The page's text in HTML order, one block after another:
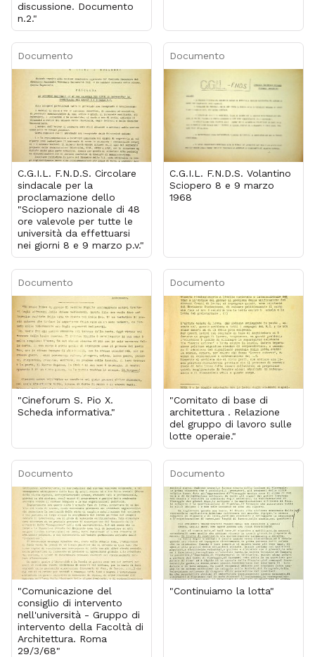
discussione. Documento
n.2."
Documento
C.G.I.L. F.N.D.S. Circolare
sindacale per la
proclamazione dello
"Sciopero nazionale di 48
ore valevole per tutte le
università da effettuarsi
nei giorni 8 e 9 marzo p.v."
Documento
C.G.I.L. F.N.D.S. Volantino
Sciopero 8 e 9 marzo
1968
Documento
"Cineforum S. Pio X.
Scheda informativa."
Documento
"Comitato di base di
architettura . Relazione
del gruppo di lavoro sulle
lotte operaie."
Documento
"Comunicazione del
consiglio di intervento
nell'università - Gruppo di
intervento della Facoltà di
Architettura. Roma
29/3/68"
Documento
"Continuiamo la lotta"